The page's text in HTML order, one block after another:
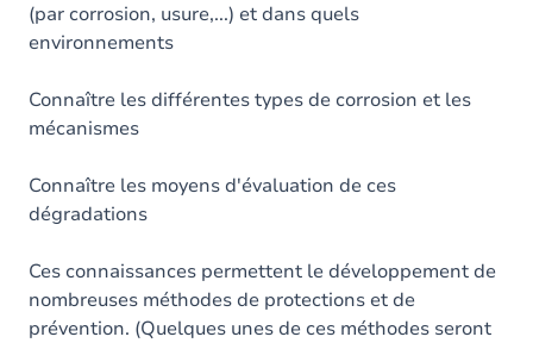
(par corrosion, usure,...) et dans quels
environnements
Connaître les différentes types de corrosion et les
mécanismes
Connaître les moyens d'évaluation de ces
dégradations
Ces connaissances permettent le développement de
nombreuses méthodes de protections et de
prévention. (Quelques unes de ces méthodes seront